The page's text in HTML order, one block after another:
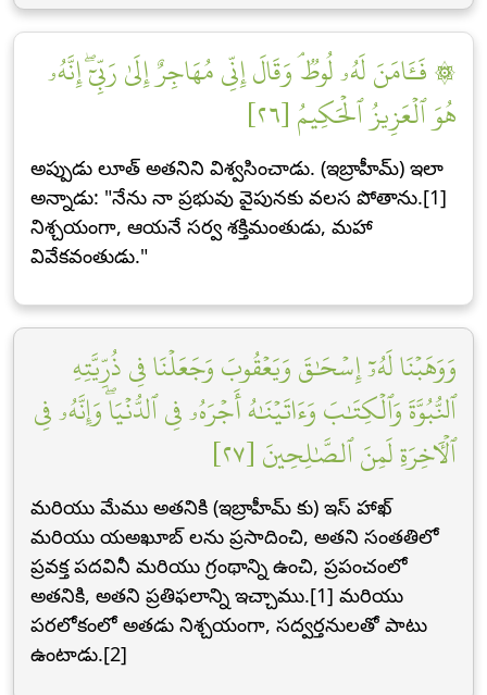
۞ فَـَٔامَنَ لَهُۥ لُوطٞۘ وَقَالَ إِنِّي مُهَاجِرٌ إِلَىٰ رَبِّيٓۖ إِنَّهُۥ
هُوَ ٱلۡعَزِيزُ ٱلۡحَكِيمُ [٢٦]
అప్పుడు లూత్ అతనిని విశ్వసించాడు. (ఇబ్రాహీమ్) ఇలా
అన్నాడు: "నేను నా ప్రభువు వైపునకు వలస పోతాను.[1]
నిశ్చయంగా, ఆయనే సర్వ శక్తిమంతుడు, మహా
వివేకవంతుడు."
وَوَهَبۡنَا لَهُۥٓ إِسۡحَٰقَ وَيَعۡقُوبَ وَجَعَلۡنَا فِي ذُرِّيَّتِهِ
ٱلنُّبُوَّةَ وَٱلۡكِتَٰبَ وَءَاتَيۡنَٰهُ أَجۡرَهُۥ فِي ٱلدُّنۡيَاۖ وَإِنَّهُۥ فِي
ٱلۡأٓخِرَةِ لَمِنَ ٱلصَّٰلِحِينَ [٢٧]
మరియు మేము అతనికి (ఇబ్రాహీమ్ కు) ఇస్ హాఖ్
మరియు యఅఖూబ్ లను ప్రసాదించి, అతని సంతతిలో
ప్రవక్త పదవినీ మరియు గ్రంథాన్ని ఉంచి, ప్రపంచంలో
అతనికి, అతని ప్రతిఫలాన్ని ఇచ్చాము.[1] మరియు
పరలోకంలో అతడు నిశ్చయంగా, సద్వర్తనులతో పాటు
ఉంటాడు.[2]